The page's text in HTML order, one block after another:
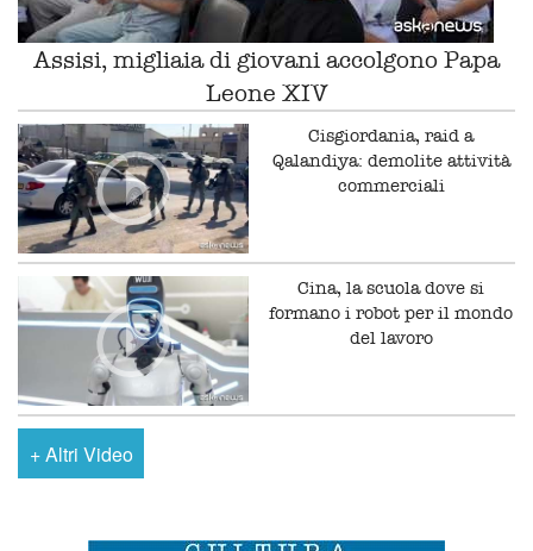
Assisi, migliaia di giovani accolgono Papa
Leone XIV
Cisgiordania, raid a
Qalandiya: demolite attività
commerciali
Cina, la scuola dove si
formano i robot per il mondo
del lavoro
+Altri Video